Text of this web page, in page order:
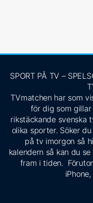
SPORT PÅ TV –
TVmatchen har som
för dig som
rikstäckande svenska
olika sporter. Söker
på tv imorgon så
kalendern så kan du
fram i tiden.